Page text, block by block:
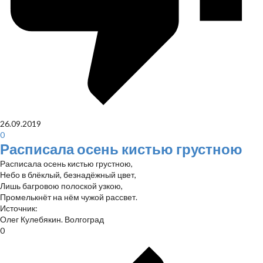
26.09.2019
0
Расписала осень кистью грустною
Расписала осень кистью грустною,
Небо в блёклый, безнадёжный цвет,
Лишь багровою полоской узкою,
Промелькнёт на нём чужой рассвет.
Источник:
Олег Кулебякин. Волгоград
0